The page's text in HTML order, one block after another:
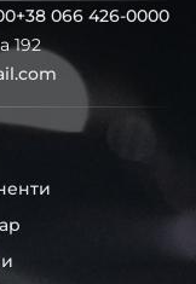
+38 066 426-0000
192